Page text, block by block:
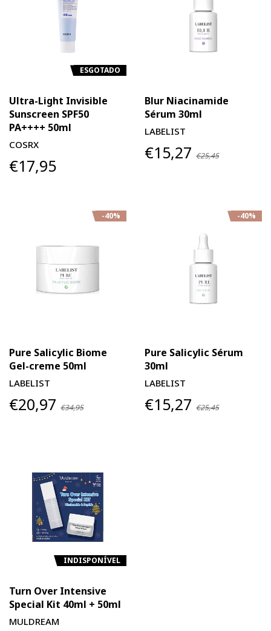
ESGOTADO
Ultra-Light Invisible
Sunscreen SPF50
PA++++ 50ml
COSRX
€17,95
Blur Niacinamide
Sérum 30ml
LABELIST
€15,27 €25,45
-40%
Pure Salicylic Biome
Gel-creme 50ml
LABELIST
€20,97 €34,95
-40%
Pure Salicylic Sérum
30ml
LABELIST
€15,27 €25,45
INDISPONÍVEL
Turn Over Intensive
Special Kit 40ml + 50ml
MULDREAM